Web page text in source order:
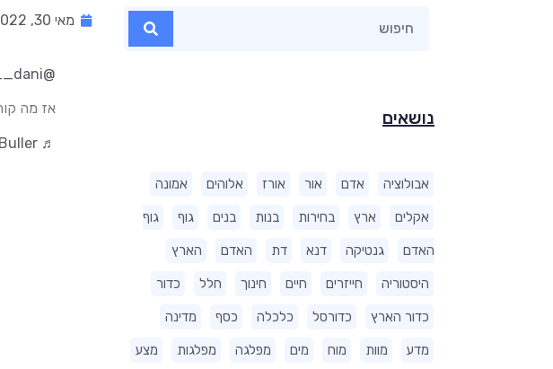
נושאים
אבולוציה אדם אור אורז אלוהים אמונה
אקלים ארץ בחירות בנות בנים גוף גוף
האדם גנטיקה דנא דת האדם הארץ
היסטוריה חייזרים חיים חינוך חלל כדור
כדור הארץ כדורסל כלכלה כסף מדינה
מדע מוות מוח מים מפלגה מפלגות מצע
מאי 30, 2022
@ask__dani
אז מה
♬ original sound – Dani Buller